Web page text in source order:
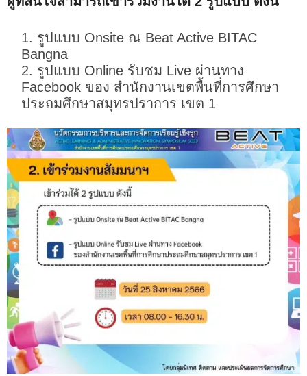
รูปแบบ Onsite ณ Beat Active BITAC
Bangna
รูปแบบ Online รับชม Live ผ่านทาง
Facebook ของ สำนักงานเขตพื้นที่การศึกษา
ประถมศึกษาสมุทรปราการ เขต 1